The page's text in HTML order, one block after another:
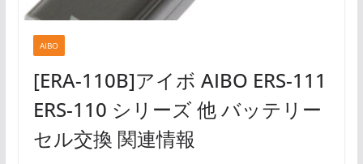
AIBO
[ERA-110B]アイボ AIBO ERS-111
ERS-110 シリーズ 他 バッテリー
セル交換 関連情報